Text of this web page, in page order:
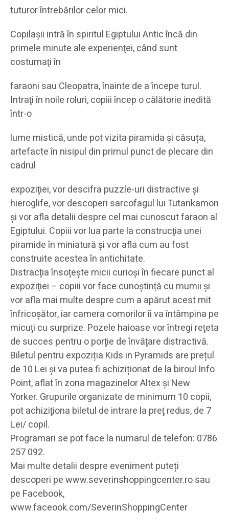
tuturor întrebărilor celor mici.
Copilașii intră în spiritul Egiptului Antic încă din
primele minute ale experienţei, când sunt
costumaţi în
faraoni sau Cleopatra, înainte de a începe turul.
Intraţi în noile roluri, copiii încep o călătorie inedită
într-o
lume mistică, unde pot vizita piramida şi căsuța,
artefacte în nisipul din primul punct de plecare din
cadrul
expoziţiei, vor descifra puzzle-uri distractive şi
hieroglife, vor descoperi sarcofagul lui Tutankamon
şi vor afla detalii despre cel mai cunoscut faraon al
Egiptului. Copiii vor lua parte la construcţia unei
piramide în miniatură şi vor afla cum au fost
construite acestea în antichitate.
Distracţia însoţeşte micii curioşi în fiecare punct al
expoziţiei – copiii vor face cunoştinţă cu mumii şi
vor afla mai multe despre cum a apărut acest mit
înfricoşător, iar camera comorilor îi va întâmpina pe
micuţi cu surprize. Pozele haioase vor întregi reţeta
de succes pentru o porţie de învăţare distractivă.
Biletul pentru expoziția Kids in Pyramids are prețul
de 10 Lei și va putea fi achiziționat de la biroul Info
Point, aflat în zona magazinelor Altex și New
Yorker. Grupurile organizate de minimum 10 copii,
pot achiziţiona biletul de intrare la preţ redus, de 7
Lei/ copil.
Programari se pot face la numarul de telefon: 0786
257 092.
Mai multe detalii despre eveniment puteți
descoperi pe www.severinshoppingcenter.ro sau
pe Facebook,
www.faceook.com/SeverinShoppingCenter